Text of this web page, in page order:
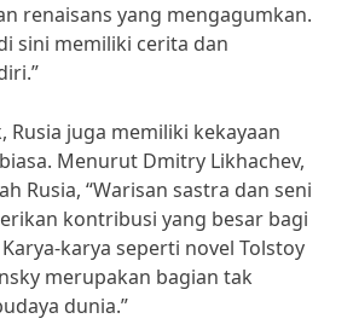
renaisans yang mengagumkan.
sini memiliki cerita dan
Rusia juga memiliki kekayaan
Menurut Dmitry Likhachev,
Rusia, “Warisan sastra dan seni
kontribusi yang besar bagi
karya seperti novel Tolstoy
merupakan bagian tak
dunia.”